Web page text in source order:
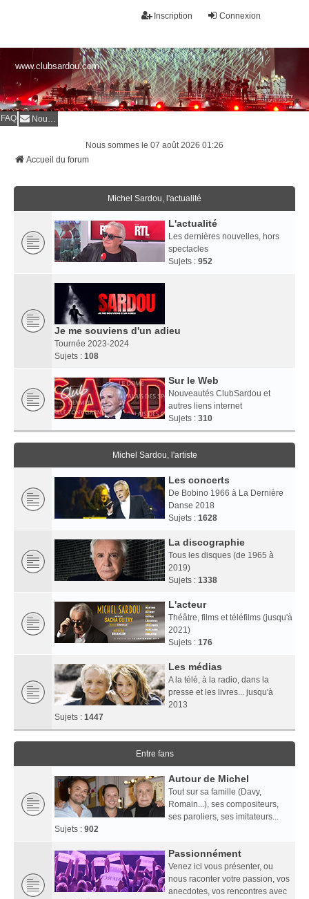
Connexion
Inscription
www.clubsardou.com
FAQ Nous contacter
Nous sommes le 07 août 2026 01:26
Accueil du forum
Michel Sardou, l'actualité
L'actualité
Les dernières nouvelles, hors
spectacles
Sujets : 952
Je me souviens d'un adieu
Tournée 2023-2024
Sujets : 108
Sur le Web
Nouveautés ClubSardou et
autres liens internet
Sujets : 310
Michel Sardou, l'artiste
Les concerts
De Bobino 1966 à La Dernière
Danse 2018
Sujets : 1628
La discographie
Tous les disques (de 1965 à
2019)
Sujets : 1338
L'acteur
Théâtre, films et téléfilms (jusqu'à
2021)
Sujets : 176
Les médias
A la télé, à la radio, dans la
presse et les livres... jusqu'à
2013
Sujets : 1447
Entre fans
Autour de Michel
Tout sur sa famille (Davy,
Romain...), ses compositeurs,
ses paroliers, ses imitateurs...
Sujets : 902
Passionnément
Venez ici vous présenter, ou
nous raconter votre passion, vos
anecdotes, vos rencontres avec